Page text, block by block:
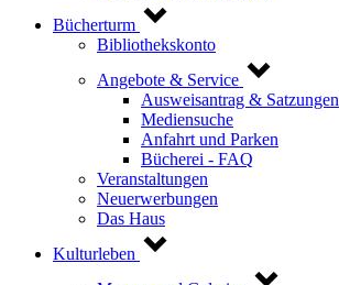
Bücherturm
Bibliothekskonto
Angebote & Service
Ausweisantrag & Satzungen
Mediensuche
Anfahrt und Parken
Bücherei - FAQ
Veranstaltungen
Neuerwerbungen
Das Haus
Kulturleben